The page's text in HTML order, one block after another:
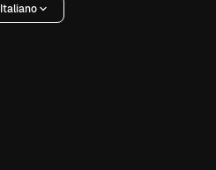
Italiano